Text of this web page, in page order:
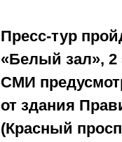
Пресс-тур
«Белый зал», 2
СМИ
от здания
(Красный